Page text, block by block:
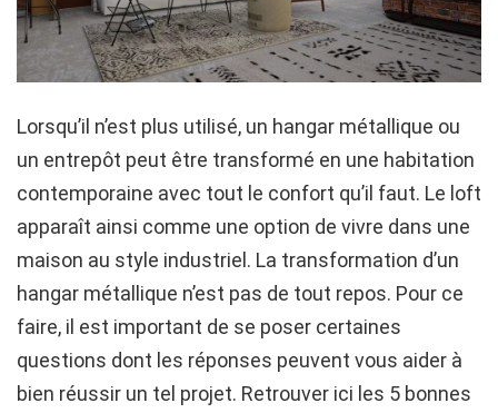
Lorsqu’il n’est plus utilisé, un hangar métallique ou
un entrepôt peut être transformé en une habitation
contemporaine avec tout le confort qu’il faut. Le loft
apparaît ainsi comme une option de vivre dans une
maison au style industriel. La transformation d’un
hangar métallique n’est pas de tout repos. Pour ce
faire, il est important de se poser certaines
questions dont les réponses peuvent vous aider à
bien réussir un tel projet. Retrouver ici les 5 bonnes